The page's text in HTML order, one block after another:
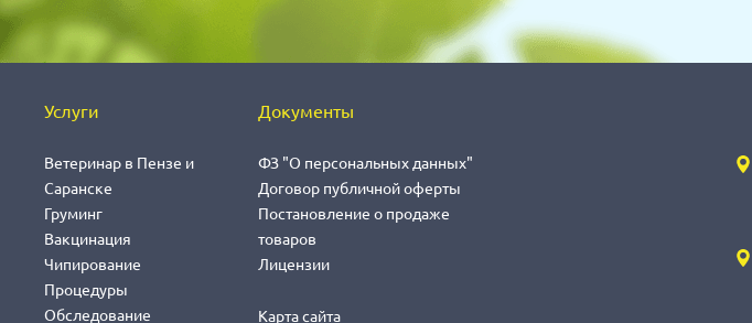
Услуги
Ветеринар в Пензе и
Саранске
Груминг
Вакцинация
Чипирование
Процедуры
Обследование
Документы
ФЗ "О персональных данных"
Договор публичной оферты
Постановление о продаже
товаров
Лицензии
Карта сайта